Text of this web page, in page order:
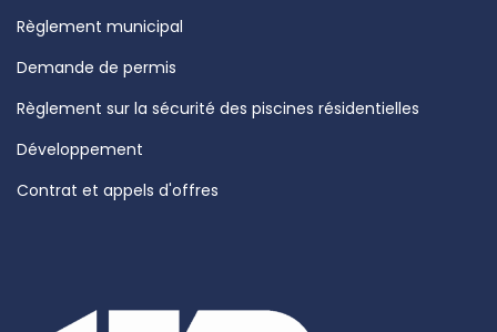
Règlement municipal
Demande de permis
Règlement sur la sécurité des piscines résidentielles
Développement
Contrat et appels d'offres